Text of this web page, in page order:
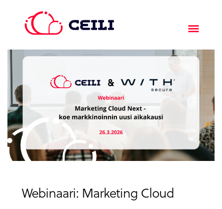
Webinaari: Marketing Cloud